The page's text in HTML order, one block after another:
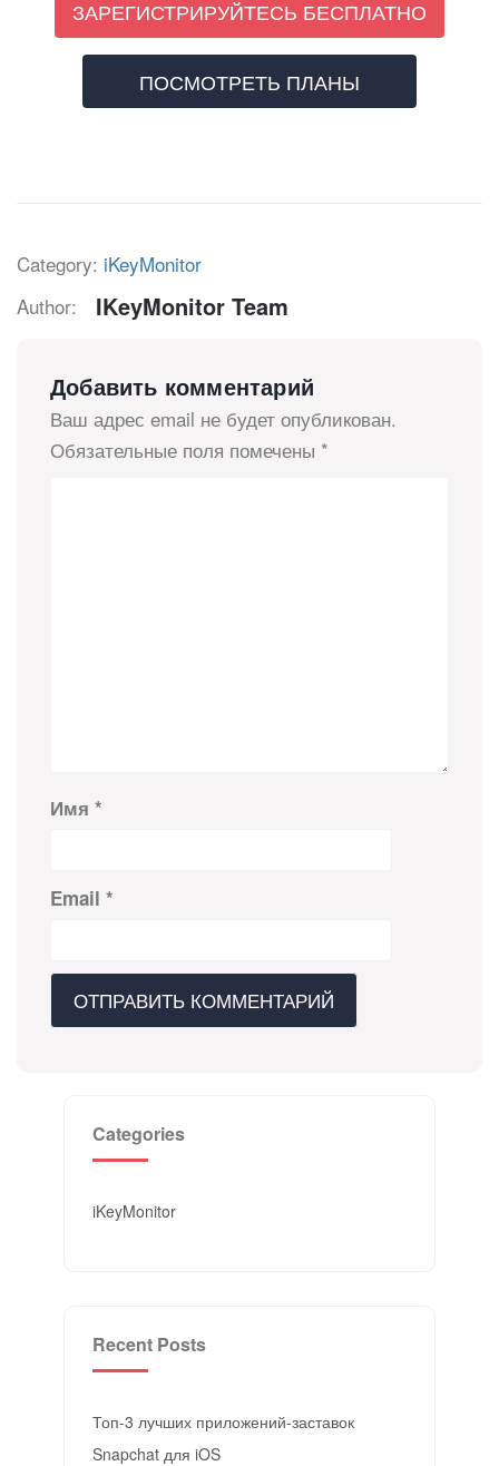
ЗАРЕГИСТРИРУЙТЕСЬ БЕСПЛАТНО
ПОСМОТРЕТЬ ПЛАНЫ
Category: iKeyMonitor
Author:
IKeyMonitor Team
Добавить комментарий
Ваш адрес email не будет опубликован.
Обязательные поля помечены *
Имя *
Email *
Categories
iKeyMonitor
Recent Posts
Топ-3 лучших приложений-заставок
Snapchat для iOS